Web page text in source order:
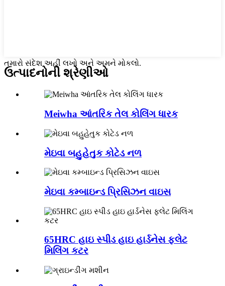
તમારો સંદેશ અહીં લખો અને અમને મોકલો.
ઉત્પાદનોની શ્રેણીઓ
Meiwha આંતરિક તેલ કોલિંગ ધારક
મેઇવા બહુહેતુક કોટેડ નળ
મેઇવા કમ્બાઇન્ડ પ્રિસિઝન વાઇસ
65HRC હાઇ સ્પીડ હાઇ હાર્ડનેસ ફ્લેટ
મિલિંગ કટર